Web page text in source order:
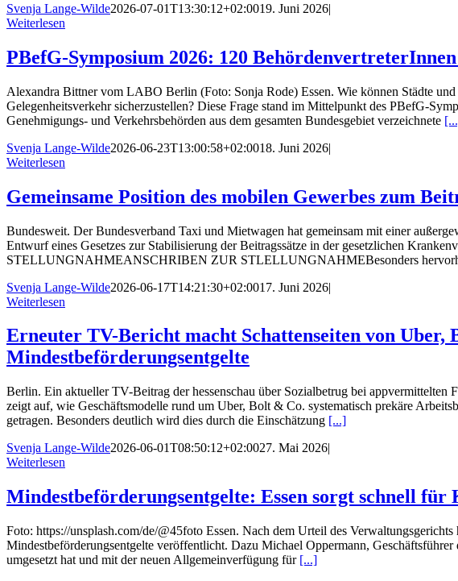
Svenja Lange-Wilde2026-07-01T13:30:12+02:0019. Juni 2026|
Weiterlesen
PBefG-Symposium 2026: 120
Alexandra Bittner vom LABO Berlin (Foto: Sonja Rode) Essen. Wie können Städte
Gelegenheitsverkehr sicherzustellen? Diese Frage stand im Mittelpunkt des PBefG-
Genehmigungs- und Verkehrsbehörden aus dem gesamten Bundesgebiet verzeichnete
Svenja Lange-Wilde2026-06-23T13:00:58+02:0018. Juni 2026|
Weiterlesen
Gemeinsame Position des mobilen Gewerbes zum
Bundesweit. Der Bundesverband Taxi und Mietwagen hat gemeinsam mit einer
Entwurf eines Gesetzes zur Stabilisierung der Beitragssätze in der gesetzlichen
STELLUNGNAHMEANSCHRIBEN ZUR STLELLUNGNAHMEBesonders
Svenja Lange-Wilde2026-06-17T14:21:30+02:0017. Juni 2026|
Weiterlesen
Erneuter TV-Bericht macht Schattenseiten von
Mindestbeförderungsentgelte
Berlin. Ein aktueller TV-Beitrag der hessenschau über Sozialbetrug bei
zeigt auf, wie Geschäftsmodelle rund um Uber, Bolt & Co. systematisch prekäre
getragen. Besonders deutlich wird dies durch die Einschätzung [...]
Svenja Lange-Wilde2026-06-01T08:50:12+02:0027. Mai 2026|
Weiterlesen
Mindestbeförderungsentgelte: Essen sorgt schnell
Foto: https://unsplash.com/de/@45foto Essen. Nach dem Urteil des
Mindestbeförderungsentgelte veröffentlicht. Dazu Michael Oppermann,
umgesetzt hat und mit der neuen Allgemeinverfügung für [...]